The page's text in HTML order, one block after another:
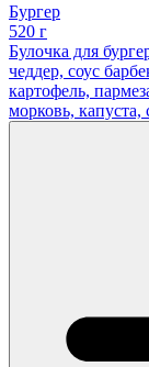
Бургер
520 г
Булочка для
чеддер, соус
картофель,
морковь, капуста,